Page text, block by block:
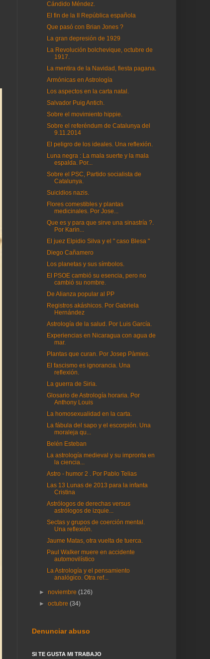
Cándido Méndez.
El fin de la II República española
Que pasó con Brian Jones ?
La gran depresión de 1929
La Revolución bolchevique, octubre de
1917.
La mentira de la Navidad, fiesta pagana.
Armónicas en Astrología
Los aspectos en la carta natal.
Salvador Puig Antich.
Sobre el movimiento hippie.
Sobre el referéndum de Catalunya del
9.11.2014
El peligro de los ideales. Una reflexión.
Luna negra : La mala suerte y la mala
espalda. Por...
Sobre el PSC, Partido socialista de
Catalunya.
Suicidios nazis.
Flores comestibles y plantas
medicinales. Por Jose...
Que es y para que sirve una sinastría ?.
Por Karin...
El juez Elpidio Silva y el " caso Blesa "
Diego Cañamero
Los planetas y sus símbolos.
El PSOE cambió su esencia, pero no
cambió su nombre.
De Alianza popular al PP
Registros akáshicos. Por Gabriela
Hernández
Astrología de la salud. Por Luis García.
Experiencias en Nicaragua con agua de
mar.
Plantas que curan. Por Josep Pàmies.
El fascismo es ignorancia. Una
reflexión.
La guerra de Siria.
Glosario de Astrología horaria. Por
Anthony Louis
La homosexualidad en la carta.
La fábula del sapo y el escorpión. Una
moraleja qu...
Belén Esteban
La astrología medieval y su impronta en
la ciencia...
Astro - humor 2 . Por Pablo Telias
Las 13 Lunas de 2013 para la infanta
Cristina
Astrólogos de derechas versus
astrólogos de izquie...
Sectas y grupos de coerción mental.
Una reflexión.
Jaume Matas, otra vuelta de tuerca.
Paul Walker muere en accidente
automovilístico
La Astrología y el pensamiento
analógico. Otra ref...
►noviembre(126)
►octubre(34)
Denunciar abuso
SI TE GUSTA MI TRABAJO